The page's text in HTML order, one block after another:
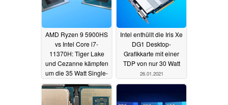
AMD Ryzen 9 5900HS
vs Intel Core i7-
11370H: Tiger Lake
und Cezanne kämpfen
um die 35 Watt Single-
Core-Vorherrschaft
27.01.2021
Intel enthüllt die Iris Xe
DG1 Desktop-
Grafikkarte mit einer
TDP von nur 30 Watt
26.01.2021